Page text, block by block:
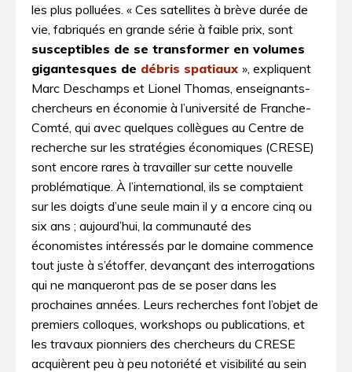
les plus polluées. « Ces satellites à brève durée de
vie, fabriqués en grande série à faible prix, sont
susceptibles de se transformer en volumes
gigantesques de débris spatiaux », expliquent
Marc Deschamps et Lionel Thomas, enseignants-
chercheurs en économie à l’université de Franche-
Comté, qui avec quelques collègues au Centre de
recherche sur les stratégies économiques (CRESE)
sont encore rares à travailler sur cette nouvelle
problématique. À l’international, ils se comptaient
sur les doigts d’une seule main il y a encore cinq ou
six ans ; aujourd’hui, la communauté des
économistes intéressés par le domaine commence
tout juste à s’étoffer, devançant des interrogations
qui ne manqueront pas de se poser dans les
prochaines années. Leurs recherches font l’objet de
premiers colloques, workshops ou publications, et
les travaux pionniers des chercheurs du CRESE
acquièrent peu à peu notoriété et visibilité au sein